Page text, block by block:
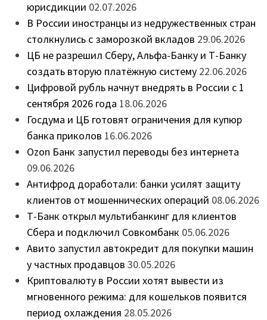
юрисдикции 02.07.2026
В России иностранцы из недружественных стран
столкнулись с заморозкой вкладов 29.06.2026
ЦБ не разрешил Сберу, Альфа-Банку и Т-Банку
создать вторую платёжную систему 22.06.2026
Цифровой рубль начнут внедрять в России с 1
сентября 2026 года 18.06.2026
Госдума и ЦБ готовят ограничения для купюр
банка приколов 16.06.2026
Ozon Банк запустил переводы без интернета
09.06.2026
Антифрод доработали: банки усилят защиту
клиентов от мошеннических операций 08.06.2026
Т-Банк открыл мультибанкинг для клиентов
Сбера и подключил Совкомбанк 05.06.2026
Авито запустил автокредит для покупки машин
у частных продавцов 30.05.2026
Криптовалюту в России хотят вывести из
мгновенного режима: для кошельков появится
период охлаждения 28.05.2026